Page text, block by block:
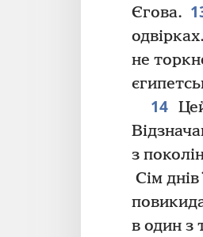
Єгова.
не
14
з
Сім
в один з